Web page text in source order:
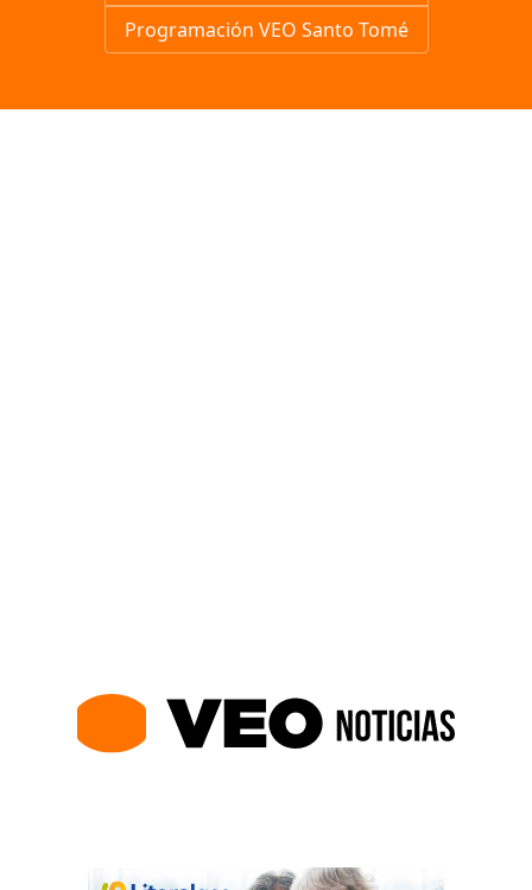
Programación VEO Santo Tomé